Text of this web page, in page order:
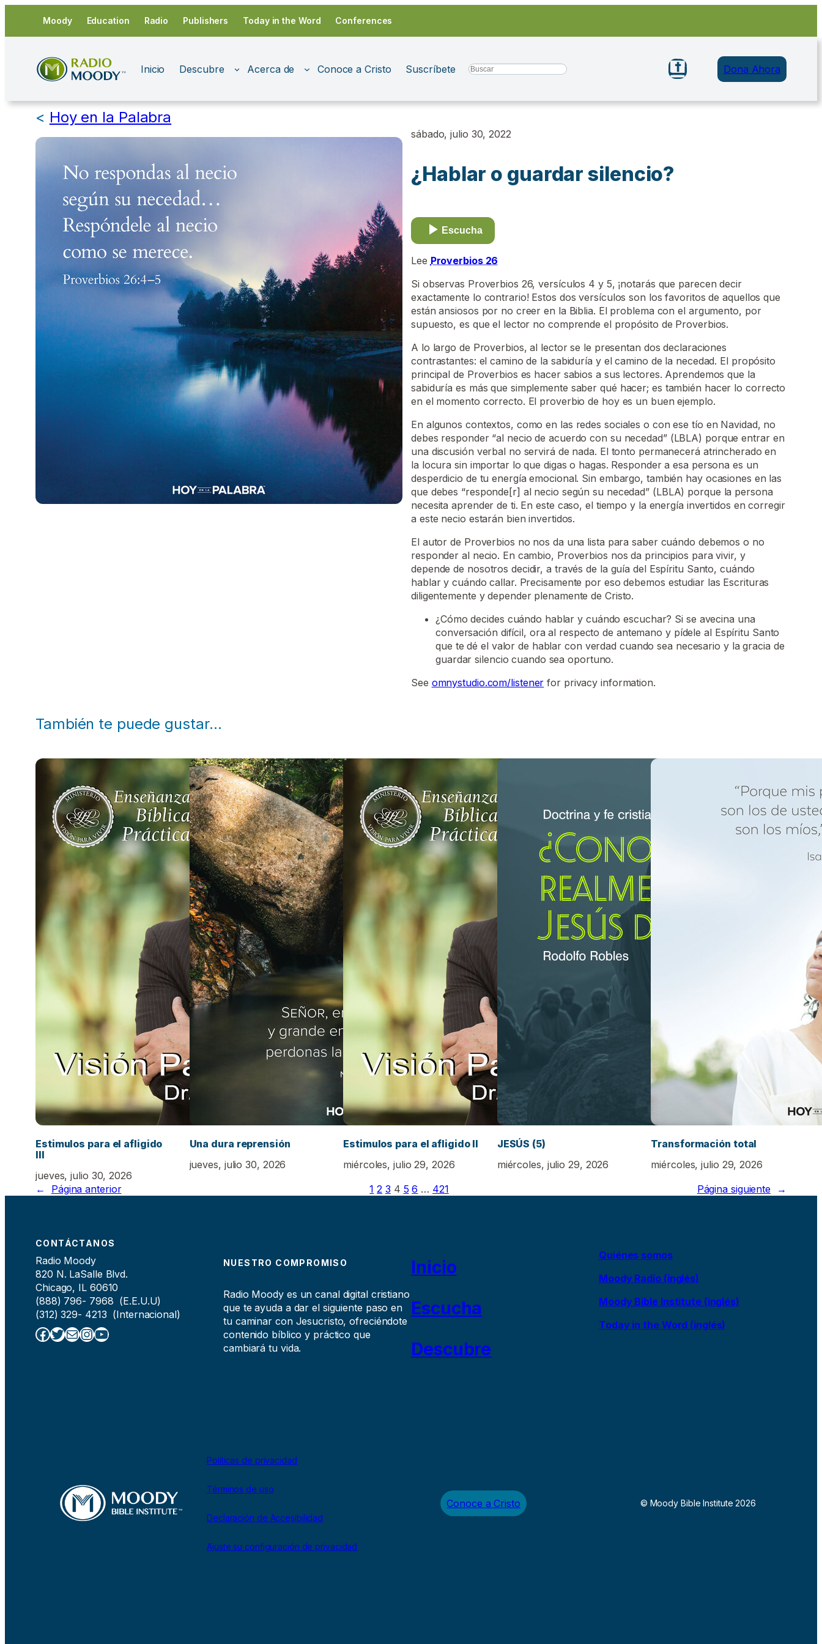
contenido
Moody Education Radio Publishers Today in the Word Conferences
Inicio Descubre Acerca de Conoce a Cristo Suscríbete Search Dona Ahora
< Hoy en la Palabra
sábado, julio 30, 2022
¿Hablar o guardar silencio?
Escucha
Lee Proverbios 26
Si observas Proverbios 26, versículos 4 y 5, ¡notarás que parecen decir
exactamente lo contrario! Estos dos versículos son los favoritos de aquellos que
están ansiosos por no creer en la Biblia. El problema con el argumento, por
supuesto, es que el lector no comprende el propósito de Proverbios.
A lo largo de Proverbios, al lector se le presentan dos declaraciones
contrastantes: el camino de la sabiduría y el camino de la necedad. El propósito
principal de Proverbios es hacer sabios a sus lectores. Aprendemos que la
sabiduría es más que simplemente saber qué hacer; es también hacer lo correcto
en el momento correcto. El proverbio de hoy es un buen ejemplo.
En algunos contextos, como en las redes sociales o con ese tío en Navidad, no
debes responder “al necio de acuerdo con su necedad” (LBLA) porque entrar en
una discusión verbal no servirá de nada. El tonto permanecerá atrincherado en
la locura sin importar lo que digas o hagas. Responder a esa persona es un
desperdicio de tu energía emocional. Sin embargo, también hay ocasiones en las
que debes “responde[r] al necio según su necedad” (LBLA) porque la persona
necesita aprender de ti. En este caso, el tiempo y la energía invertidos en corregir
a este necio estarán bien invertidos.
El autor de Proverbios no nos da una lista para saber cuándo debemos o no
responder al necio. En cambio, Proverbios nos da principios para vivir, y
depende de nosotros decidir, a través de la guía del Espíritu Santo, cuándo
hablar y cuándo callar. Precisamente por eso debemos estudiar las Escrituras
diligentemente y depender plenamente de Cristo.
¿Cómo decides cuándo hablar y cuándo escuchar? Si se avecina una
conversación difícil, ora al respecto de antemano y pídele al Espíritu Santo
que te dé el valor de hablar con verdad cuando sea necesario y la gracia de
guardar silencio cuando sea oportuno.
See omnystudio.com/listener for privacy information.
También te puede gustar…
Estimulos para el afligido
III
jueves, julio 30, 2026
Una dura reprensión
jueves, julio 30, 2026
Estimulos para el afligido II
miércoles, julio 29, 2026
JESÚS (5)
miércoles, julio 29, 2026
Transformación total
miércoles, julio 29, 2026
←
Página anterior 1 2 3 4 5 6 … 421 Página siguiente →
CONTÁCTANOS
Radio Moody
820 N. LaSalle Blvd.
Chicago, IL 60610
(888) 796- 7968 (E.E.U.U)
(312) 329- 4213 (Internacional)
Facebook Twitter Correo electrónico InstagramYouTube
NUESTRO COMPROMISO
Radio Moody es un canal digital cristiano
que te ayuda a dar el siguiente paso en
tu caminar con Jesucristo, ofreciéndote
contenido bíblico y práctico que
cambiará tu vida.
Inicio
Escucha
Descubre
Quiénes somos
Moody Radio (inglés)
Moody Bible Institute (inglés)
Today in the Word (inglés)
Políticas de privacidad
Términos de uso
Declaración de Accesibilidad
Ajuste su configuración de privacidad
Conoce a Cristo © Moody Bible Institute 2026